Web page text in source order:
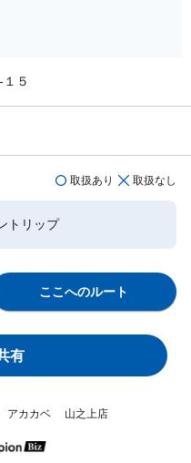
アカカベ 山之上店
５
取扱あり 取扱なし
トリップ
ここへのルート
有